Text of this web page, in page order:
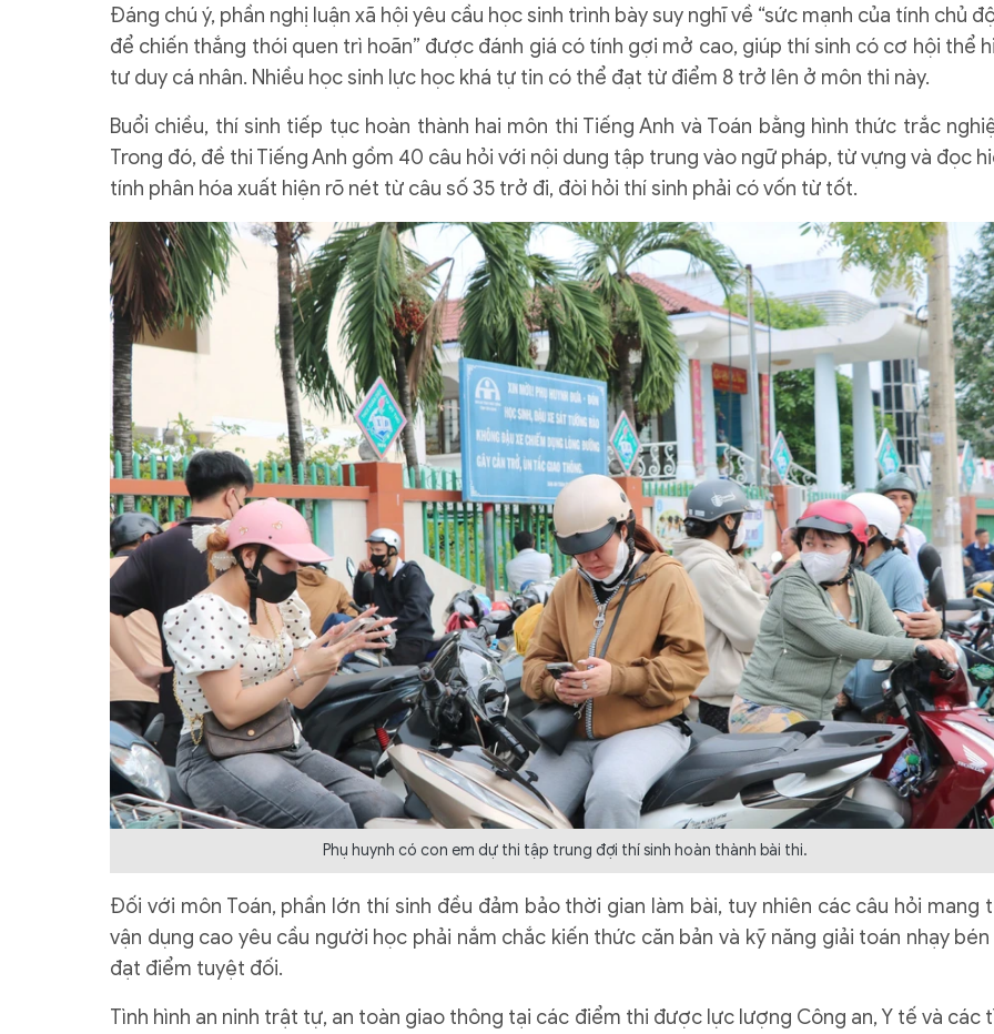
Đáng chú ý, phần nghị luận xã hội yêu cầu học sinh trình bày suy nghĩ về “sức mạnh của tính chủ
để chiến thắng thói quen trì hoãn” được đánh giá có tính gợi mở cao, giúp thí sinh có cơ hội thể
tư duy cá nhân. Nhiều học sinh lực học khá tự tin có thể đạt từ điểm 8 trở lên ở môn thi này.
Buổi chiều, thí sinh tiếp tục hoàn thành hai môn thi Tiếng Anh và Toán bằng hình thức trắc
Trong đó, đề thi Tiếng Anh gồm 40 câu hỏi với nội dung tập trung vào ngữ pháp, từ vựng và đọc
tính phân hóa xuất hiện rõ nét từ câu số 35 trở đi, đòi hỏi thí sinh phải có vốn từ tốt.
Phụ huynh có con em dự thi tập trung đợi thí sinh hoàn thành bài thi.
Đối với môn Toán, phần lớn thí sinh đều đảm bảo thời gian làm bài, tuy nhiên các câu hỏi mang
vận dụng cao yêu cầu người học phải nắm chắc kiến thức căn bản và kỹ năng giải toán nhạy
đạt điểm tuyệt đối.
Tình hình an ninh trật tự, an toàn giao thông tại các điểm thi được lực lượng Công an, Y tế và các